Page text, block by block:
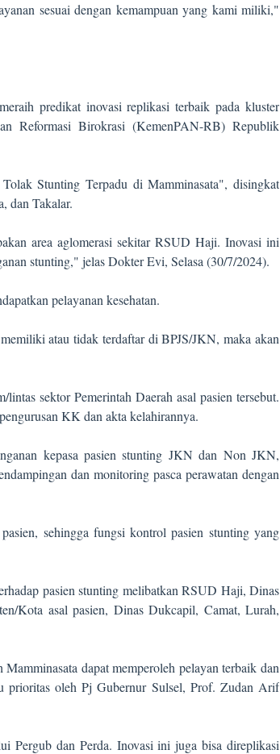
sesuai dengan kemampuan yang kami miliki,"
predikat inovasi replikasi terbaik pada kluster
Reformasi Birokrasi (KemenPAN-RB) Republik
Stunting Terpadu di Mamminasata", disingkat
dan Takalar.
area aglomerasi sekitar RSUD Haji. Inovasi ini
stunting," jelas Dokter Evi, Selasa (30/7/2024).
pelayanan kesehatan.
atau tidak terdaftar di BPJS/JKN, maka akan
sektor Pemerintah Daerah asal pasien tersebut.
KK dan akta kelahirannya.
kepasa pasien stunting JKN dan Non JKN,
dan monitoring pasca perawatan dengan
sehingga fungsi kontrol pasien stunting yang
pasien stunting melibatkan RSUD Haji, Dinas
Kota asal pasien, Dinas Dukcapil, Camat, Lurah,
dapat memperoleh pelayan terbaik dan
prioritas oleh Pj Gubernur Sulsel, Prof. Zudan Arif
Pergub dan Perda. Inovasi ini juga bisa direplikasi